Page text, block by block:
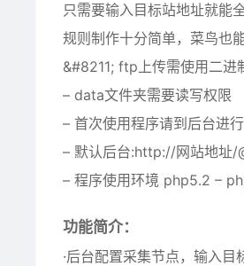
只需要输入目标站地址就能
规则制作十分简单，菜鸟也
&#8211; ftp上传需使用二进
– data文件夹需要读写权限
– 首次使用程序请到后台进
– 默认后台:http://网站地址
– 程序使用环境 php5.2 –
功能简介：
·后台配置采集节点，输入